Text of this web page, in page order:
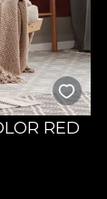
RED